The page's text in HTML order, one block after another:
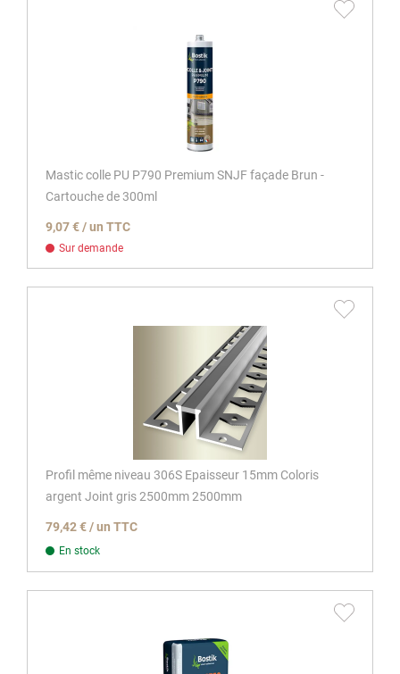
Mastic colle PU P790 Premium SNJF façade Brun -
Cartouche de 300ml
9,07 € / un TTC
Sur demande
Profil même niveau 306S Epaisseur 15mm Coloris
argent Joint gris 2500mm 2500mm
79,42 € / un TTC
En stock